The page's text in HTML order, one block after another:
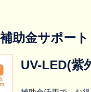
助金サポート
UV-LED(紫